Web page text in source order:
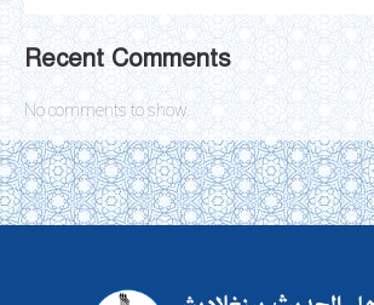
Recent Comments
No comments to show.